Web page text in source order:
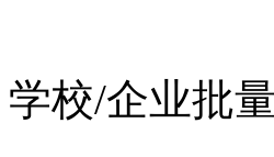
学校/企业批